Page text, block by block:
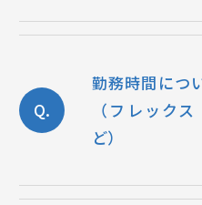
Q.
勤務時間につ
（フレック
ど）